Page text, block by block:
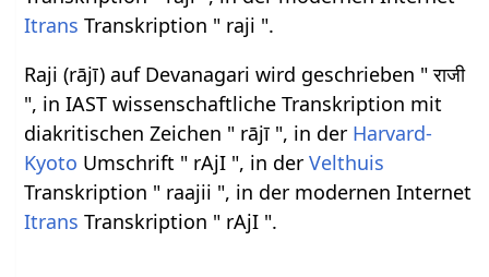
Itrans Transkription " raji ".
Raji (rājī) auf Devanagari wird geschrieben " राजी
", in IAST wissenschaftliche Transkription mit
diakritischen Zeichen " rājī ", in der Harvard-
Kyoto Umschrift " rAjI ", in derVelthuis
Transkription " raajii ", in der modernen Internet
Itrans Transkription " rAjI ".